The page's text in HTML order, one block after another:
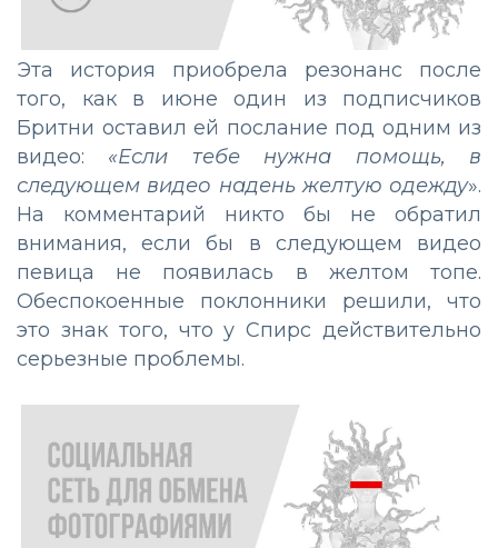
Эта история приобрела резонанс после
того, как в июне один из подписчиков
Бритни оставил ей послание под одним из
видео: «Если тебе нужна помощь, в
следующем видео надень желтую одежду».
На комментарий никто бы не обратил
внимания, если бы в следующем видео
певица не появилась в желтом топе.
Обеспокоенные поклонники решили, что
это знак того, что у Спирс действительно
серьезные проблемы.